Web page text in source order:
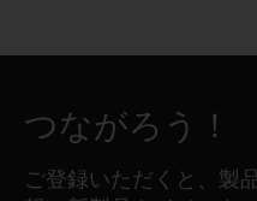
つながろう！
ご登録いただくと、製